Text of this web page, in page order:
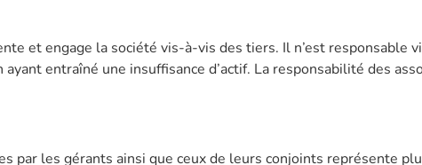
et engage la société vis-à-vis des tiers. Il n’est responsable
ayant entraîné une insuffisance d’actif. La responsabilité des
par les gérants ainsi que ceux de leurs conjoints représente